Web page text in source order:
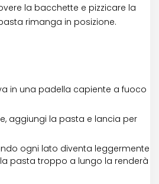
la bacchette e pizzicare la
rimanga in posizione.
in una padella capiente a fuoco
aggiungi la pasta e lancia per
ogni lato diventa leggermente
pasta troppo a lungo la renderà